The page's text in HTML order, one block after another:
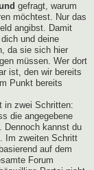
gefragt, warum
möchtest. Nur das
angibst. Damit
und deine
da sie sich hier
müssen. Wer dort
ist, den wir bereits
Punkt bereits
in zwei Schritten:
die angegebene
Dennoch kannst du
Im zweiten Schritt
auf dem
Forum